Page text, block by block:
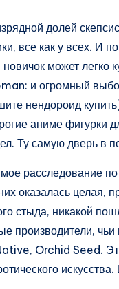
долей
все как у всех. И
новичок может легко
и огромный
нендороид
аниме фигурки
Ту самую дверь в
мое расследование
оказалась целая,
стыда, никакой
производители,
Orchid Seed.